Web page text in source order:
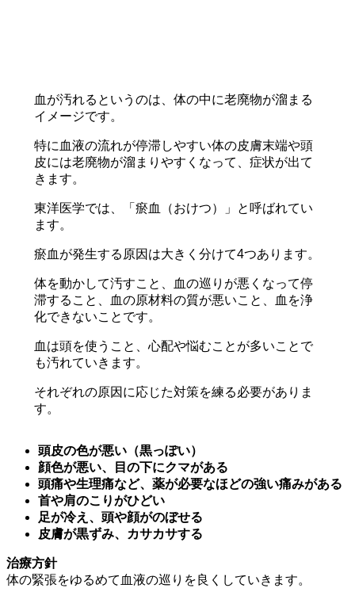
血が汚れるというのは、体の中に老廃物が溜まる
イメージです。
特に血液の流れが停滞しやすい体の皮膚末端や頭
皮には老廃物が溜まりやすくなって、症状が出て
きます。
東洋医学では、「瘀血（おけつ）」と呼ばれてい
ます。
瘀血が発生する原因は大きく分けて4つあります。
体を動かして汚すこと、血の巡りが悪くなって停
滞すること、血の原材料の質が悪いこと、血を浄
化できないことです。
血は頭を使うこと、心配や悩むことが多いことで
も汚れていきます。
それぞれの原因に応じた対策を練る必要がありま
す。
頭皮の色が悪い（黒っぽい）
顔色が悪い、目の下にクマがある
頭痛や生理痛など、薬が必要なほどの強い痛みがある
首や肩のこりがひどい
足が冷え、頭や顔がのぼせる
皮膚が黒ずみ、カサカサする
治療方針
体の緊張をゆるめて血液の巡りを良くしていきます。